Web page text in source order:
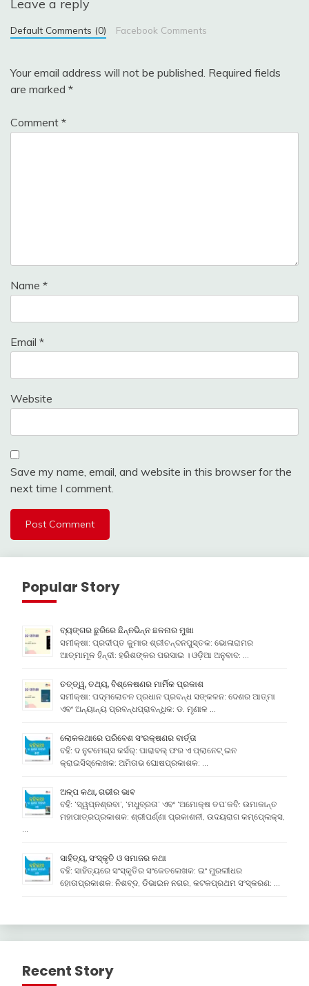
Leave a reply
Default Comments (0) Facebook Comments
Your email address will not be published. Required fields
are marked *
Comment *
Name *
Email *
Website
Save my name, email, and website in this browser for the
next time I comment.
Popular Story
ବ୍ୟଙ୍ଗର ଛୁରିରେ ଛିନ୍ନଭିନ୍ନ ଛଳନାର ମୁଖା
ସମୀକ୍ଷା: ପ୍ରଦୀପ୍ତ କୁମାର ଶ୍ରୀଚନ୍ଦନପୁସ୍ତକ: ଭୋଳାରାମର
ଆତ୍ମାମୂଳ ହିନ୍ଦୀ: ହରିଶଙ୍କର ପରସାଇ । ଓଡ଼ିଆ ଅନୁବାଦ: …
ତତ୍ତ୍ୱ, ତଥ୍ୟ, ବିଶ୍ଳେଷଣର ମାର୍ମିକ ପ୍ରକାଶ
ସମୀକ୍ଷା: ପଦ୍ମଲୋଚନ ପ୍ରଧାନ ପ୍ରବନ୍ଧ ସଙ୍କଳନ: ଦେଶର ଆତ୍ମା
ଏବଂ ଅନ୍ୟାନ୍ୟ ପ୍ରବନ୍ଧପ୍ରାବନ୍ଧିକ: ଡ. ମୃଣାଳ …
ଲୋକକଥାରେ ପରିବେଶ ସଂରକ୍ଷଣର ବାର୍ତ୍ତା
ବହି: ଦ ନୁଟମେଗ୍ସ କର୍ସର୍: ପାରାବଲ୍ ଫର ଏ ପ୍ଲାନେଟ୍ ଇନ
କ୍ରାଇସିସ୍ଲେଖକ: ଅମିତାଭ ଘୋଷପ୍ରକାଶକ: …
ଅଳ୍ପ କଥା, ଗଭୀର ଭାବ
ବହି: ‘ସ୍ୱପ୍ନଶ୍ରବା’, ‘ମଧୁବ୍ରତା’ ଏବଂ ‘ଅମୋକ୍ଷ ତପ’କବି: ଉମାକାନ୍ତ
ମହାପାତ୍ରପ୍ରକାଶକ: ଶ୍ରୀପର୍ଣ୍ଣା ପ୍ରକାଶନୀ, ଉଦୟରାଗ କମ୍ପେ୍ଲକ୍ସ,
ସାହିତ୍ୟ, ସଂସ୍କୃତି ଓ ସମାଜର କଥା
ବହି: ସାହିତ୍ୟରେ ସଂସ୍କୃତିର ସଂକେତଲେଖକ: ଇଂ ମୁରଲୀଧର
ହୋତାପ୍ରକାଶକ: ନିଶବ୍ଦ, ଡିଭାଇନ ନଗର, କଟକପ୍ରଥମ ସଂସ୍କରଣ: …
Recent Story